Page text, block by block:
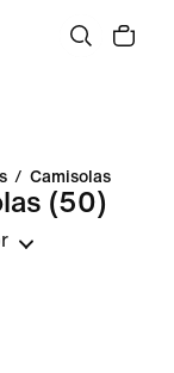
/ Camisolas
(50)